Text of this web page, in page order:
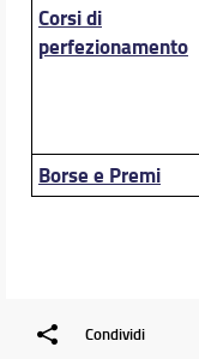
Corsi di
perfezionamento
Borse e Premi
Condividi